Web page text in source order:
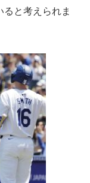
と考えられま